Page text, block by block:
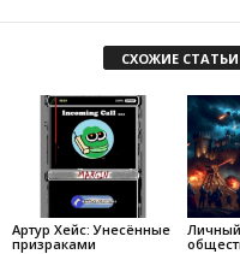
СХОЖИЕ СТАТЬИ
Артур Хейс: Унесённые
призраками